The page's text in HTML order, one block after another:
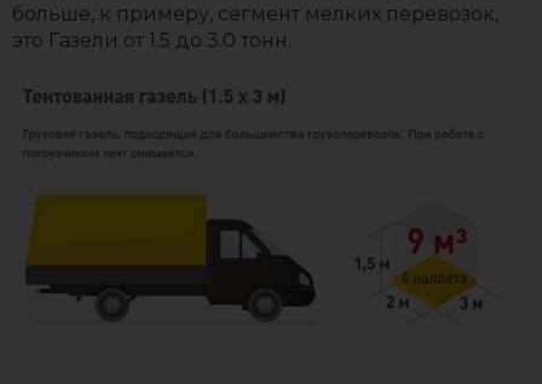
больше, к примеру, сегмент мелких перевозок,
это Газели от 1.5 до 3.0 тонн.